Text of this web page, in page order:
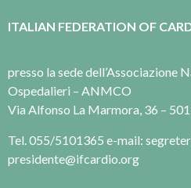
ITALIAN FEDERATION OF
presso la sede dell’Associazione
Ospedalieri – ANMCO
Via Alfonso La Marmora, 36 –
Tel. 055/5101365 e-mail:
presidente@ifcardio.org